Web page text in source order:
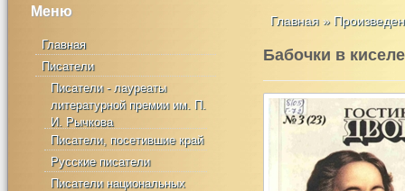
Меню
Главная
Писатели
Писатели - лауреаты
литературной премии им. П.
И. Рычкова
Писатели, посетившие край
Русские писатели
Писатели национальных
Главная »
Бабочки в киселе